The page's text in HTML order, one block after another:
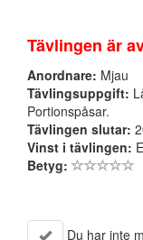
Tävlingen är
Anordnare: Mjau
Tävlingsuppgift:
Portionspåsar.
Tävlingen slutar:
Vinst i tävlingen:
Betyg:
Du har inte